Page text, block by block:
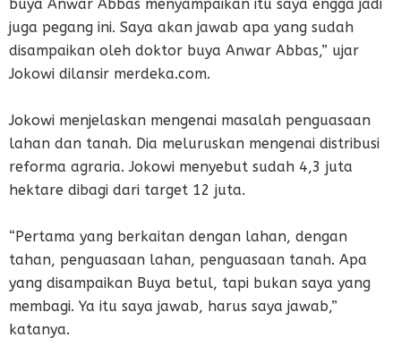
buya Anwar Abbas menyampaikan itu saya engga jadi
juga pegang ini. Saya akan jawab apa yang sudah
disampaikan oleh doktor buya Anwar Abbas,” ujar
Jokowi dilansir merdeka.com.
Jokowi menjelaskan mengenai masalah penguasaan
lahan dan tanah. Dia meluruskan mengenai distribusi
reforma agraria. Jokowi menyebut sudah 4,3 juta
hektare dibagi dari target 12 juta.
“Pertama yang berkaitan dengan lahan, dengan
tahan, penguasaan lahan, penguasaan tanah. Apa
yang disampaikan Buya betul, tapi bukan saya yang
membagi. Ya itu saya jawab, harus saya jawab,”
katanya.